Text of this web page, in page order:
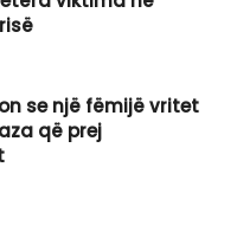
se një fëmijë vritet
që prej